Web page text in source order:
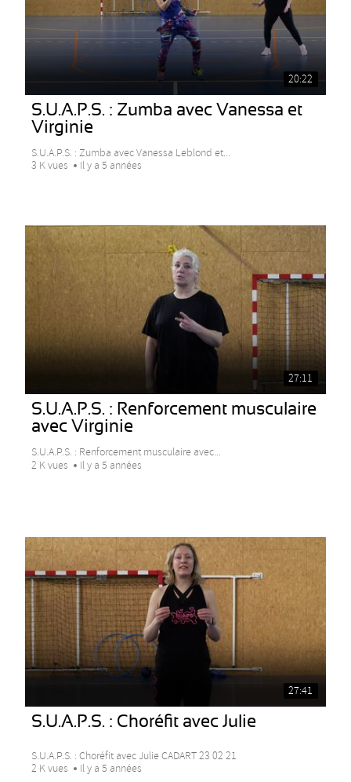
20:22
S.U.A.P.S. : Zumba avec Vanessa et
Virginie
S.U.A.P.S. : Zumba avec Vanessa Leblond et...
3 K vues
Il y a 5 années
27:11
S.U.A.P.S. : Renforcement musculaire
avec Virginie
S.U.A.P.S. : Renforcement musculaire avec...
2 K vues
Il y a 5 années
27:41
S.U.A.P.S. : Choréfit avec Julie
S.U.A.P.S. : Choréfit avec Julie CADART 23 02 21
2 K vues
Il y a 5 années